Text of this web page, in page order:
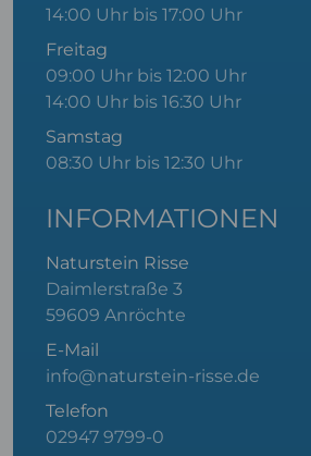
14:00 Uhr bis 17:00 Uhr
Freitag
09:00 Uhr bis 12:00 Uhr
14:00 Uhr bis 16:30 Uhr
Samstag
08:30 Uhr bis 12:30 Uhr
INFORMATIONEN
Naturstein Risse
Daimlerstraße 3
59609 Anröchte
E-Mail
info@naturstein-risse.de
Telefon
02947 9799-0